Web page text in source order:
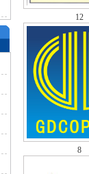
12
8